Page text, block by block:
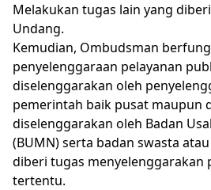
Melakukan tugas lain yang
Undang.
Kemudian, Ombudsman
penyelenggaraan pelayanan
diselenggarakan oleh
pemerintah baik pusat maupun
diselenggarakan oleh Badan
(BUMN) serta badan swasta
diberi tugas menyelenggarakan
tertentu.